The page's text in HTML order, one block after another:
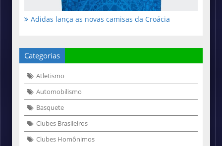
Adidas lança as novas camisas da Croácia
Categorias
Atletismo
Automobilismo
Basquete
Clubes Brasileiros
Clubes Homônimos